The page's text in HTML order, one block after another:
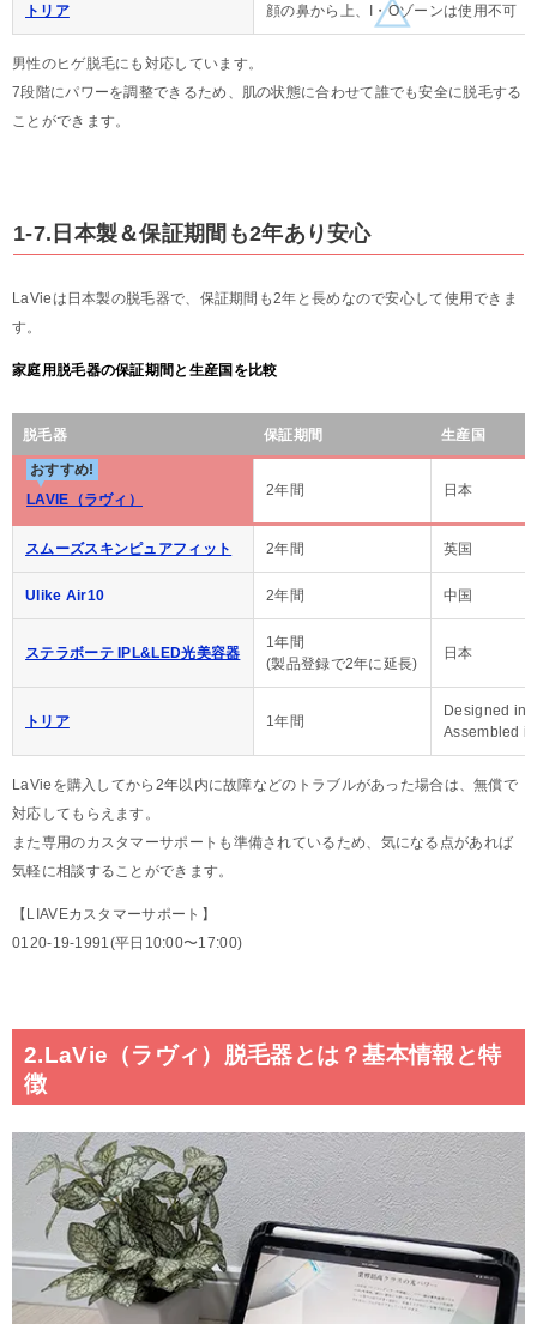
トリア 顔の鼻から上、I・Oゾーンは使用不可
男性のヒゲ脱毛にも対応しています。
7段階にパワーを調整できるため、肌の状態に合わせて誰でも安全に脱毛する
ことができます。
1-7.日本製＆保証期間も2年あり安心
LaVieは日本製の脱毛器で、保証期間も2年と長めなので安心して使用できま
す。
家庭用脱毛器の保証期間と生産国を比較
脱毛器 保証期間 生産国
おすすめ!
LAVIE（ラヴィ）
2年間 日本
スムーズスキンピュアフィット 2年間 英国
Ulike Air10 2年間 中国
ステラボーテ IPL&LED光美容器
1年間
(製品登録で2年に延長)
日本
トリア 1年間
Designed in
Assembled
LaVieを購入してから2年以内に故障などのトラブルがあった場合は、無償で
対応してもらえます。
また専用のカスタマーサポートも準備されているため、気になる点があれば
気軽に相談することができます。
【LIAVEカスタマーサポート】
0120-19-1991(平日10:00〜17:00)
2.LaVie（ラヴィ）脱毛器とは？基本情報と特
徴